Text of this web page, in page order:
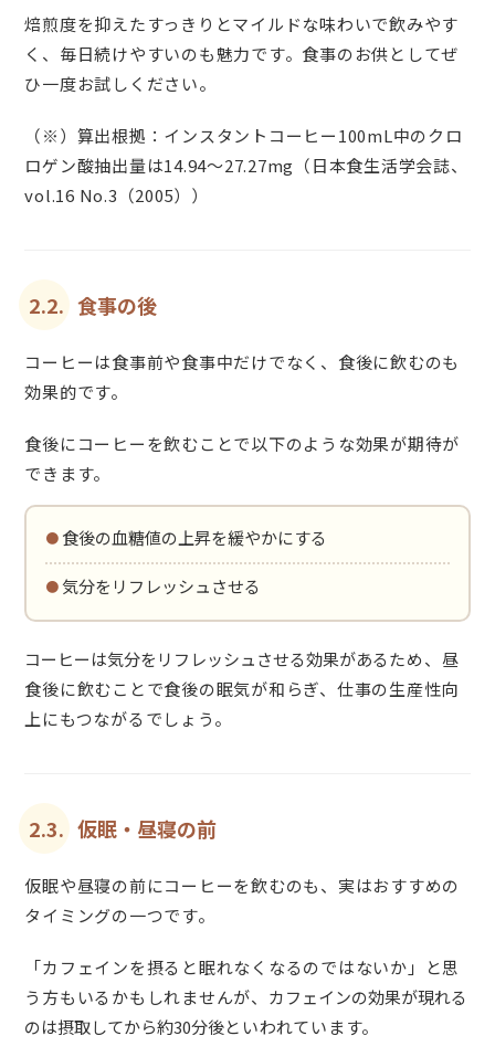
焙煎度を抑えたすっきりとマイルドな味わいで飲みやす
く、毎日続けやすいのも魅力です。食事のお供としてぜ
ひ一度お試しください。
（※）算出根拠：インスタントコーヒー100mL中のクロ
ロゲン酸抽出量は14.94〜27.27mg（日本食生活学会誌、
vol.16 No.3（2005））
2.2. 食事の後
コーヒーは食事前や食事中だけでなく、食後に飲むのも
効果的です。
食後にコーヒーを飲むことで以下のような効果が期待が
できます。
・食後の血糖値の上昇を緩やかにする
・気分をリフレッシュさせる
コーヒーは気分をリフレッシュさせる効果があるため、昼
食後に飲むことで食後の眠気が和らぎ、仕事の生産性向
上にもつながるでしょう。
2.3. 仮眠・昼寝の前
仮眠や昼寝の前にコーヒーを飲むのも、実はおすすめの
タイミングの一つです。
「カフェインを摂ると眠れなくなるのではないか」と思
う方もいるかもしれませんが、 カフェインの効果が現れる
のは摂取してから約30分後といわれています。